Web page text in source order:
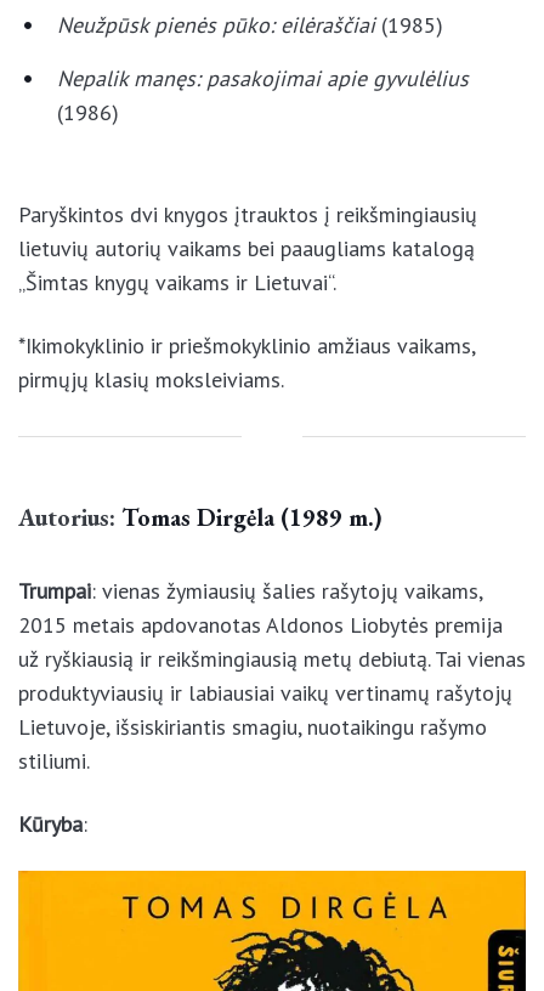
Neužpūsk pienės pūko: eilėraščiai (1985)
Nepalik manęs: pasakojimai apie gyvulėlius
(1986)
Paryškintos dvi knygos įtrauktos į reikšmingiausių
lietuvių autorių vaikams bei paaugliams katalogą
„Šimtas knygų vaikams ir Lietuvai“.
*Ikimokyklinio ir priešmokyklinio amžiaus vaikams,
pirmųjų klasių moksleiviams.
Autorius: Tomas Dirgėla (1989 m.)
Trumpai: vienas žymiausių šalies rašytojų vaikams,
2015 metais apdovanotas Aldonos Liobytės premija
už ryškiausią ir reikšmingiausią metų debiutą. Tai
vienas produktyviausių ir labiausiai vaikų vertinamų
rašytojų Lietuvoje, išsiskiriantis smagiu, nuotaikingu
rašymo stiliumi.
Kūryba: